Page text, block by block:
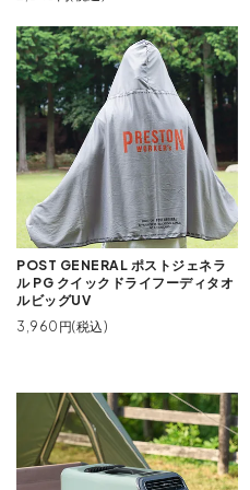
POST GENERAL ポストジェネラ
ル PG クイックドライフーディタオ
ルビッグUV
3,960円(税込)